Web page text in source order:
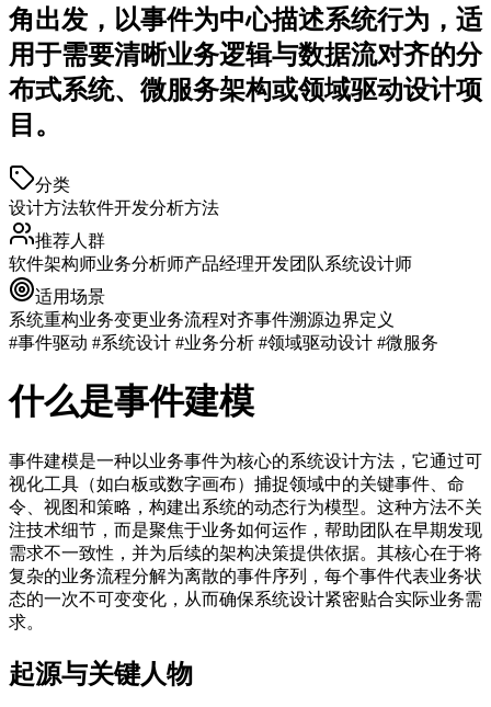
角出发，以事件为中心描述系统行为，适
用于需要清晰业务逻辑与数据流对齐的分
布式系统、微服务架构或领域驱动设计项
目。
分类
设计方法软件开发分析方法
推荐人群
软件架构师业务分析师产品经理开发团队系统设计师
适用场景
系统重构业务变更业务流程对齐事件溯源边界定义
#事件驱动 #系统设计 #业务分析 #领域驱动设计 #微服务
什么是事件建模
事件建模是一种以业务事件为核心的系统设计方法，它通过可
视化工具（如白板或数字画布）捕捉领域中的关键事件、命
令、视图和策略，构建出系统的动态行为模型。这种方法不关
注技术细节，而是聚焦于业务如何运作，帮助团队在早期发现
需求不一致性，并为后续的架构决策提供依据。其核心在于将
复杂的业务流程分解为离散的事件序列，每个事件代表业务状
态的一次不可变变化，从而确保系统设计紧密贴合实际业务需
求。
起源与关键人物